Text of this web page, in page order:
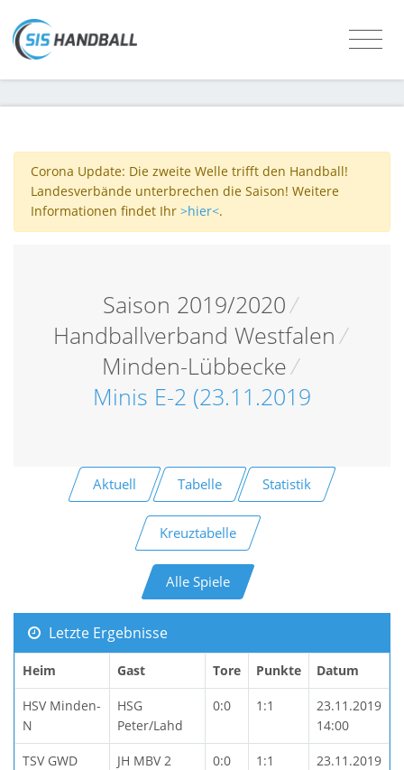
Corona Update: Die zweite Welle trifft den Handball!
Landesverbände unterbrechen die Saison! Weitere
Informationen findet Ihr >hier<.
Saison 2019/2020/
Handballverband Westfalen/
Minden-Lübbecke/
Minis E-2 (23.11.2019
Aktuell Tabelle Statistik
Kreuztabelle
Alle Spiele
Letzte Ergebnisse
Heim Gast Tore Punkte Datum
HSV Minden-
N
HSG
Peter/Lahd
0:0 1:1
23.11.2019
14:00
TSV GWD
JH MBV 2 0:0 1:1
23.11.2019